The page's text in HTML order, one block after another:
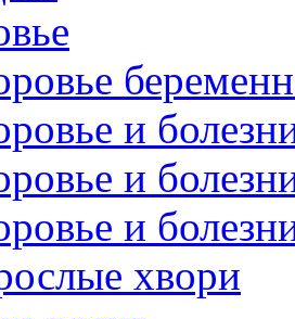
и
и
и
хвори